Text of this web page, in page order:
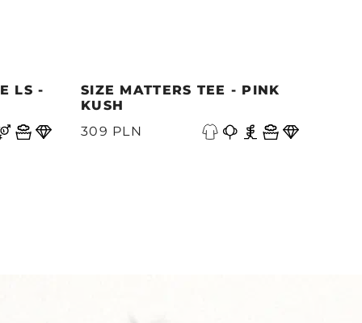
LS -
SIZE MATTERS TEE - PINK
KUSH
309 PLN